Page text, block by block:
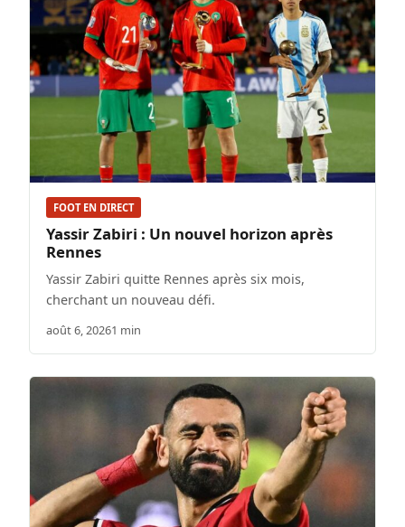
FOOT EN DIRECT
Yassir Zabiri : Un nouvel horizon après
Rennes
Yassir Zabiri quitte Rennes après six mois,
cherchant un nouveau défi.
août 6, 20261 min